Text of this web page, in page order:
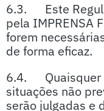
6.3. Este
pela IMPRENSA
forem
de forma eficaz.
6.4. Quaisquer
situações não
serão julgadas e